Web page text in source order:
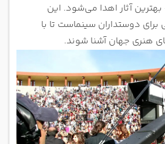
بهترین آثار اهدا می‌شود. این
دوستداران سینماست تا با
هنری جهان آشنا شوند.